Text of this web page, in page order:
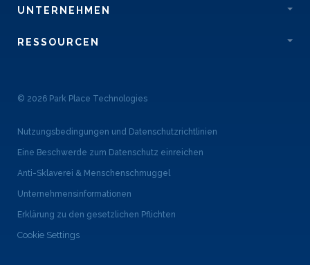
UNTERNEHMEN
RESSOURCEN
© 2026 Park Place Technologies
Nutzungsbedingungen und Datenschutzrichtlinien
Eine Beschwerde zum Datenschutz einreichen
Anti-Sklaverei & Menschenschmuggel
Unternehmensinformationen
Erklärung zu den gesetzlichen Pflichten
Cookie Settings